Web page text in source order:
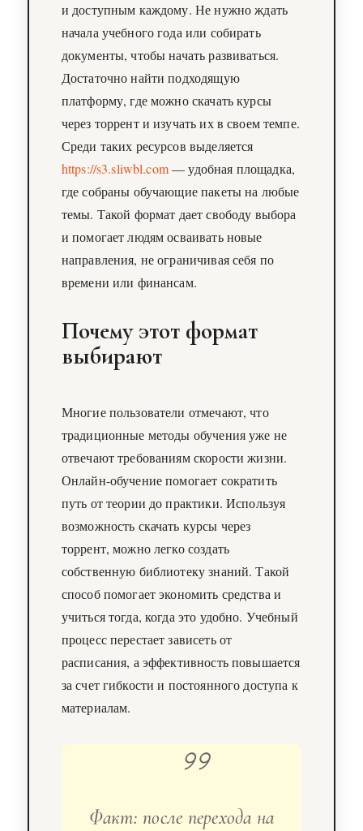
и доступным каждому. Не нужно ждать
начала учебного года или собирать
документы, чтобы начать развиваться.
Достаточно найти подходящую
платформу, где можно скачать курсы
через торрент и изучать их в своем темпе.
Среди таких ресурсов выделяется
https://s3.sliwbl.com— удобная площадка,
где собраны обучающие пакеты на любые
темы. Такой формат дает свободу выбора
и помогает людям осваивать новые
направления, не ограничивая себя по
времени или финансам.
Почему этот формат
выбирают
Многие пользователи отмечают, что
традиционные методы обучения уже не
отвечают требованиям скорости жизни.
Онлайн-обучение помогает сократить
путь от теории до практики. Используя
возможность скачать курсы через
торрент, можно легко создать
собственную библиотеку знаний. Такой
способ помогает экономить средства и
учиться тогда, когда это удобно. Учебный
процесс перестает зависеть от
расписания, а эффективность повышается
за счет гибкости и постоянного доступа к
материалам.
Факт: после перехода на